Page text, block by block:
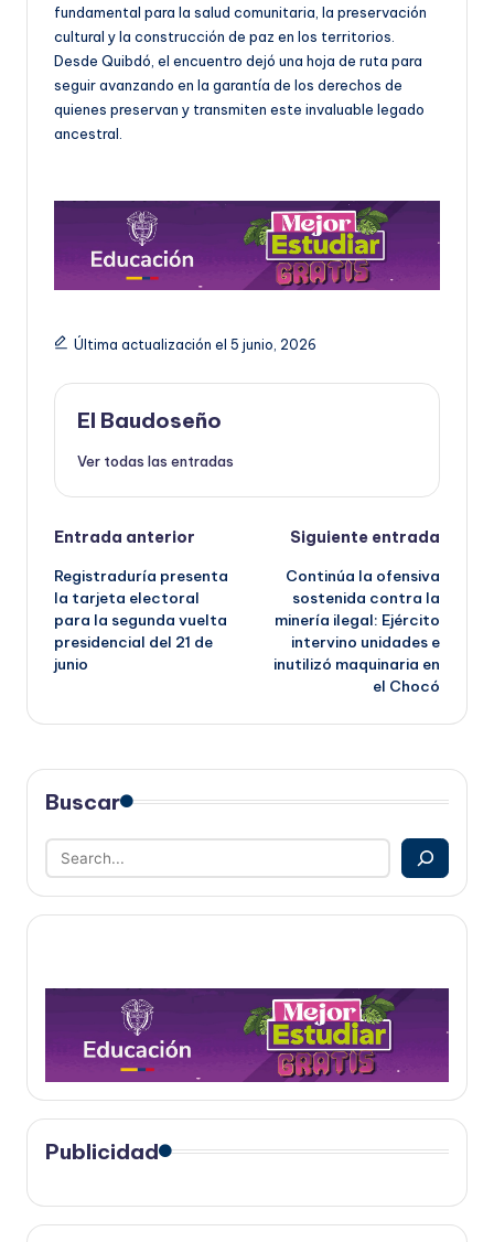
fundamental para la salud comunitaria, la preservación
cultural y la construcción de paz en los territorios.
Desde Quibdó, el encuentro dejó una hoja de ruta para
seguir avanzando en la garantía de los derechos de
quienes preservan y transmiten este invaluable legado
ancestral.
Última actualización el 5 junio, 2026
El Baudoseño
Ver todas las entradas
Navegación
de
entradas
Entrada anterior
Registraduría presenta
la tarjeta electoral
para la segunda vuelta
presidencial del 21 de
junio
Siguiente entrada
Continúa la ofensiva
sostenida contra la
minería ilegal: Ejército
intervino unidades e
inutilizó maquinaria en
el Chocó
Buscar
Publicidad